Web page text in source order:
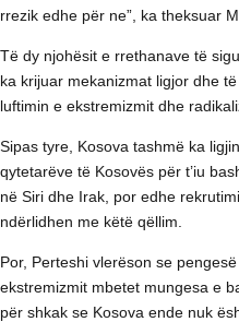
rrezik edhe për ne”, ka theksuar
Të dy njohësit e rrethanave të
ka krijuar mekanizmat ligjor dhe
luftimin e ekstremizmit dhe
Sipas tyre, Kosova tashmë ka
qytetarëve të Kosovës për t’iu
në Siri dhe Irak, por edhe
ndërlidhen me këtë qëllim.
Por, Perteshi vlerëson se
ekstremizmit mbetet mungesa e
për shkak se Kosova ende nuk